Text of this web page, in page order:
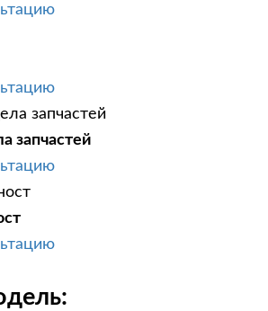
запчастей